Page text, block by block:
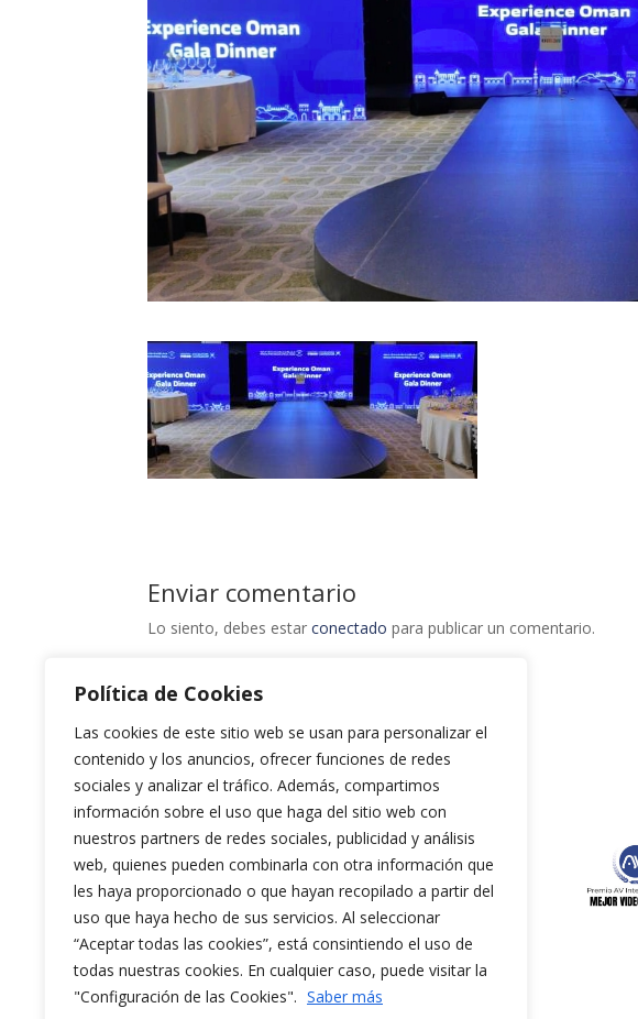
Política de Cookies
Las cookies de este sitio web se usan para personalizar el
contenido y los anuncios, ofrecer funciones de redes
sociales y analizar el tráfico. Además, compartimos
información sobre el uso que haga del sitio web con
nuestros partners de redes sociales, publicidad y análisis
web, quienes pueden combinarla con otra información que
les haya proporcionado o que hayan recopilado a partir del
uso que haya hecho de sus servicios. Al seleccionar
“Aceptar todas las cookies”, está consintiendo el uso de
todas nuestras cookies. En cualquier caso, puede visitar la
"Configuración de las Cookies". Saber más
Enviar comentario
Lo siento, debes estarconectado para publicar un comentario.